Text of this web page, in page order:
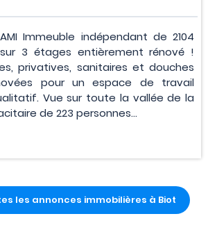
Immeuble indépendant de 2104
3 étages entièrement rénové !
privatives, sanitaires et douches
pour un espace de travail
Vue sur toute la vallée de la
de 223 personnes...
les annonces immobilières à Biot